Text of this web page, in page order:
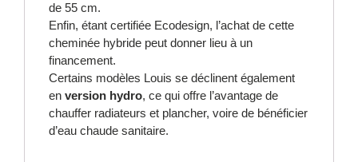
de 55 cm.
Enfin, étant certifiée Ecodesign, l’achat de cette
cheminée hybride peut donner lieu à un
financement.
Certains modèles Louis se déclinent également
en version hydro, ce qui offre l’avantage de
chauffer radiateurs et plancher, voire de bénéficier
d’eau chaude sanitaire.